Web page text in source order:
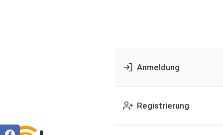
Anmeldung
Registrierung